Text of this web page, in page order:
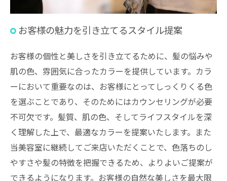
お客様の魅力を引き立てるスタイル提案
お客様の個性と美しさを引き立てるために、髪の悩みや
肌の色、雰囲気に合ったカラーを提供しています。カラ
ーにおいて重要なのは、お客様にとってしっくりくる色
を選ぶことであり、そのためにはカウンセリングが必要
不可欠です。髪質、肌の色、そしてライフスタイルを深
く理解した上で、最適なカラーを提案いたします。また
当美容室に継続してご来店いただくことで、色落ちのし
やすさや髪の特徴を把握できるため、よりよいご提案が
できるようになります。お客様の自然な美しさを最大限